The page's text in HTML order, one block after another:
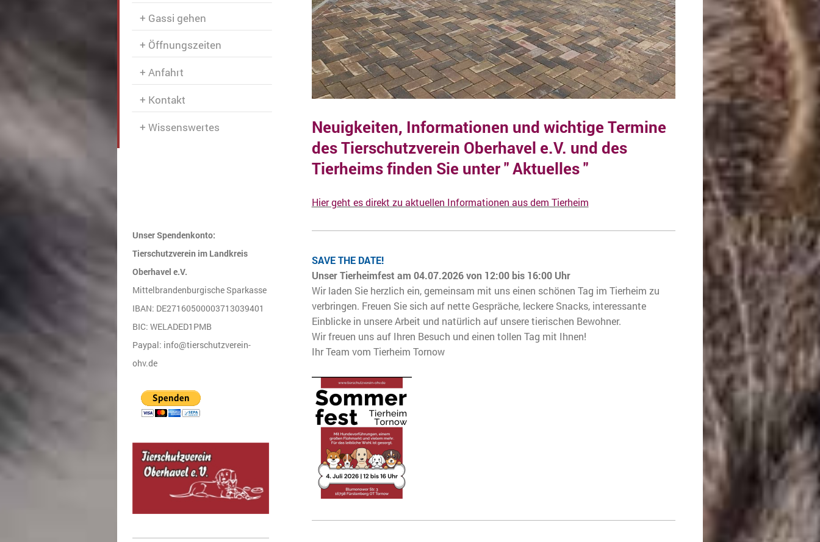
Neuigkeiten, Informationen und wichtige Termine
des Tierschutzverein Oberhavel e.V. und des
Tierheims finden Sie unter " Aktuelles "
Hier geht es direkt zu aktuellen Informationen aus dem Tierheim
SAVE THE DATE!
Unser Tierheimfest am 04.07.2026 von 12:00 bis 16:00 Uhr
Wir laden Sie herzlich ein, gemeinsam mit uns einen schönen Tag im Tierheim zu
verbringen. Freuen Sie sich auf nette Gespräche, leckere Snacks, interessante
Einblicke in unsere Arbeit und natürlich auf unsere tierischen Bewohner.
Wir freuen uns auf Ihren Besuch und einen tollen Tag mit Ihnen!
Ihr Team vom Tierheim Tornow
Gassi gehen
Öffnungszeiten
Anfahrt
Kontakt
Wissenswertes
Unser Spendenkonto:
Tierschutzverein im Landkreis
Oberhavel e.V.
Mittelbrandenburgische Sparkasse
IBAN: DE27160500003713039401
BIC: WELADED1PMB
Paypal: info@tierschutzverein-
ohv.de